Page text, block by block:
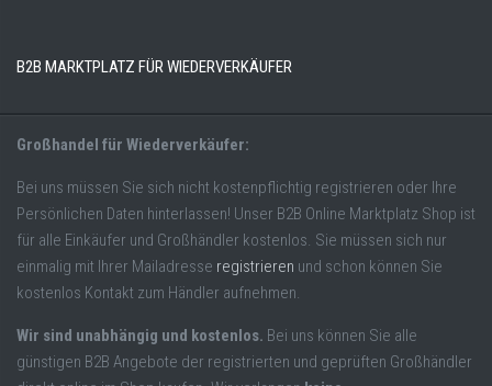
B2B MARKTPLATZ FÜR WIEDERVERKÄUFER
Großhandel für Wiederverkäufer:
Bei uns müssen Sie sich nicht kostenpflichtig registrieren oder Ihre
Persönlichen Daten hinterlassen! Unser B2B Online Marktplatz Shop ist
für alle Einkäufer und Großhändler kostenlos. Sie müssen sich nur
einmalig mit Ihrer Mailadresse registrieren und schon können Sie
kostenlos Kontakt zum Händler aufnehmen.
Wir sind unabhängig und kostenlos. Bei uns können Sie alle
günstigen B2B Angebote der registrierten und geprüften Großhändler